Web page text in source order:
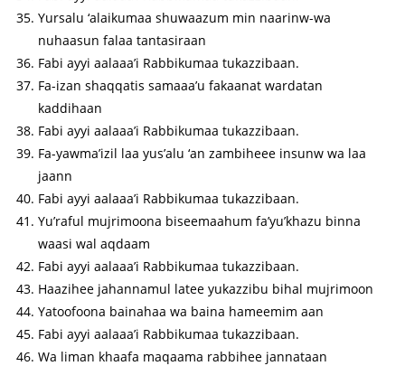
Yursalu ‘alaikumaa shuwaazum min naarinw-wa
nuhaasun falaa tantasiraan
Fabi ayyi aalaaa’i Rabbikumaa tukazzibaan.
Fa-izan shaqqatis samaaa’u fakaanat wardatan
kaddihaan
Fabi ayyi aalaaa’i Rabbikumaa tukazzibaan.
Fa-yawma’izil laa yus’alu ‘an zambiheee insunw wa laa
jaann
Fabi ayyi aalaaa’i Rabbikumaa tukazzibaan.
Yu’raful mujrimoona biseemaahum fa’yu’khazu binna
waasi wal aqdaam
Fabi ayyi aalaaa’i Rabbikumaa tukazzibaan.
Haazihee jahannamul latee yukazzibu bihal mujrimoon
Yatoofoona bainahaa wa baina hameemim aan
Fabi ayyi aalaaa’i Rabbikumaa tukazzibaan.
Wa liman khaafa maqaama rabbihee jannataan